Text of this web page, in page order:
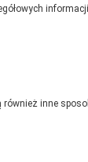
również inne